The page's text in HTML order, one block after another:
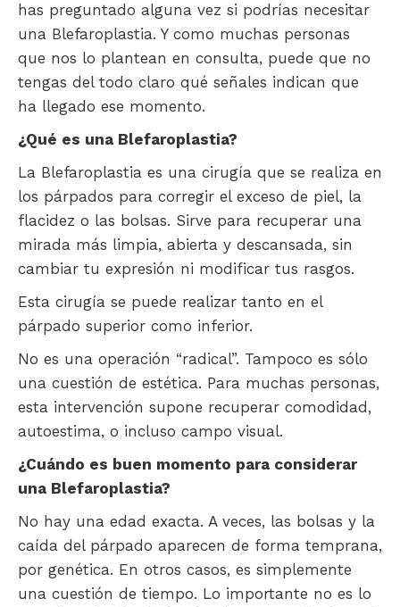
has preguntado alguna vez si podrías necesitar
una Blefaroplastia. Y como muchas personas
que nos lo plantean en consulta, puede que no
tengas del todo claro qué señales indican que
ha llegado ese momento.
¿Qué es una Blefaroplastia?
La Blefaroplastia es una cirugía que se realiza en
los párpados para corregir el exceso de piel, la
flacidez o las bolsas. Sirve para recuperar una
mirada más limpia, abierta y descansada, sin
cambiar tu expresión ni modificar tus rasgos.
Esta cirugía se puede realizar tanto en el
párpado superior como inferior.
No es una operación “radical”. Tampoco es sólo
una cuestión de estética. Para muchas personas,
esta intervención supone recuperar comodidad,
autoestima, o incluso campo visual.
¿Cuándo es buen momento para considerar
una Blefaroplastia?
No hay una edad exacta. A veces, las bolsas y la
caída del párpado aparecen de forma temprana,
por genética. En otros casos, es simplemente
una cuestión de tiempo. Lo importante no es lo